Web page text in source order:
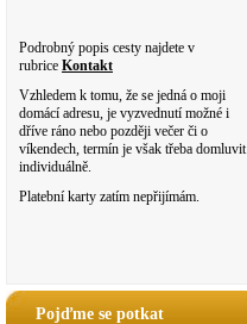
Podrobný popis cesty najdete v
rubrice Kontakt
Vzhledem k tomu, že se jedná o moji
domácí adresu, je vyzvednutí možné i
dříve ráno nebo později večer či o
víkendech, termín je však třeba domluvit
individuálně.
Platební karty zatím nepřijímám.
Pojďme se potkat